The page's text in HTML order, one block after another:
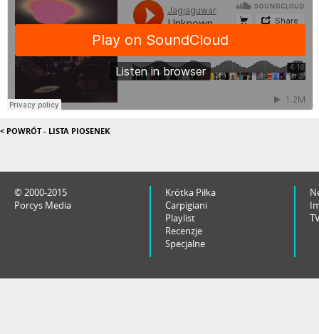
< POWRÓT - LISTA PIOSENEK
© 2000-2015
Porcys Media
Krótka Piłka
Carpigiani
Playlist
Recenzje
Specjalne